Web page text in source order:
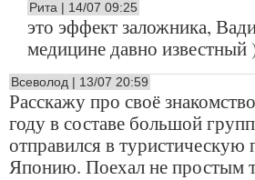
Рита | 14/07 09:25
это эффект заложника,
медицине давно известный
Всеволод | 13/07 20:59
Расскажу про своё
году в составе большой
отправился в туристическую
Японию. Поехал не простым